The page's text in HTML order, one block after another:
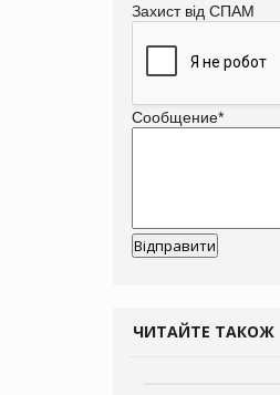
Захист від СПАМ
Сообщение*
ЧИТАЙТЕ ТАКОЖ